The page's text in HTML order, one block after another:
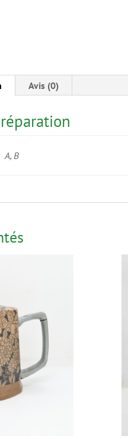
Avis (0)
A, B